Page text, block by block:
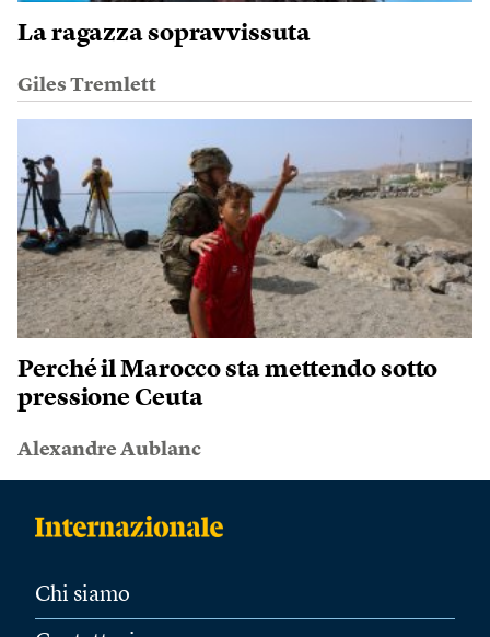
La ragazza sopravvissuta
Giles Tremlett
Perché il Marocco sta mettendo sotto
pressione Ceuta
Alexandre Aublanc
Chi siamo